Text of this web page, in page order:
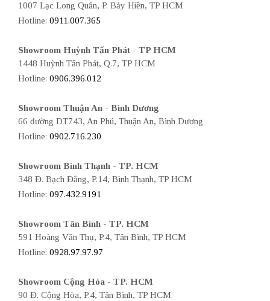
1007 Lạc Long Quân, P. Bảy Hiền, TP HCM
Hotline: 0911.007.365
Showroom Huỳnh Tấn Phát - TP HCM
1448 Huỳnh Tấn Phát, Q.7, TP HCM
Hotline: 0906.396.012
Showroom Thuận An - Bình Dương
66 đường DT743, An Phú, Thuận An, Bình Dương
Hotline: 0902.716.230
Showroom Bình Thạnh - TP. HCM
348 Đ. Bạch Đằng, P.14, Bình Thạnh, TP HCM
Hotline: 097.432.9191
Showroom Tân Bình - TP. HCM
591 Hoàng Văn Thụ, P.4, Tân Bình, TP HCM
Hotline: 0928.97.97.97
Showroom Cộng Hòa - TP. HCM
90 Đ. Cộng Hòa, P.4, Tân Bình, TP HCM